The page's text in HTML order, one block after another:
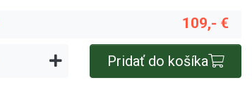
109,- €
Pridať do košíka